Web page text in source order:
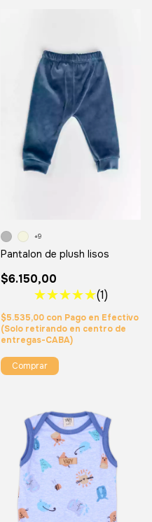
Pantalon de plush lisos
$6.150,00
(1)
$5.535,00 con Pago en Efectivo
(Solo retirando en centro de
entregas-CABA)
+9
Comprar